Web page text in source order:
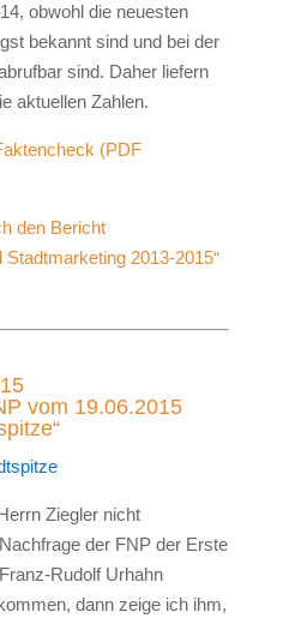
obwohl die neuesten
bekannt sind und bei der
sind. Daher liefern
aktuellen Zahlen.
(PDF
den Bericht
2013-2015“
vom 19.06.2015
Ziegler nicht
der FNP der Erste
Rudolf Urhahn
dann zeige ich ihm,